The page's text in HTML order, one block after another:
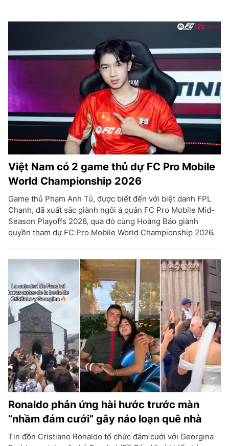
Việt Nam có 2 game thủ dự FC Pro Mobile
World Championship 2026
Game thủ Phạm Anh Tú, được biết đến với biệt danh FPL
Chanh, đã xuất sắc giành ngôi á quân FC Pro Mobile Mid-
Season Playoffs 2026, qua đó cùng Hoàng Bảo giành
quyền tham dự FC Pro Mobile World Championship 2026.
Ronaldo phản ứng hài hước trước màn
“nhầm đám cưới” gây náo loạn quê nhà
Tin đồn Cristiano Ronaldo tổ chức đám cưới với Georgina